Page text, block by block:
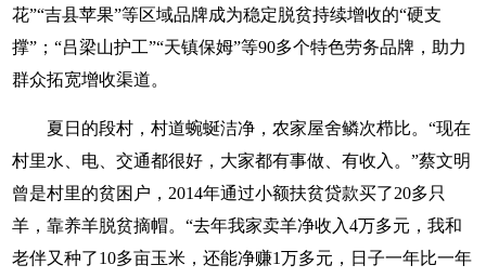
花”“吉县苹果”等区域品牌成为稳定脱贫持续增收的“硬支
撑”；“吕梁山护工”“天镇保姆”等90多个特色劳务品牌，助力
群众拓宽增收渠道。
夏日的段村，村道蜿蜒洁净，农家屋舍鳞次栉比。“现在
村里水、电、交通都很好，大家都有事做、有收入。”蔡文明
曾是村里的贫困户，2014年通过小额扶贫贷款买了20多只
羊，靠养羊脱贫摘帽。“去年我家卖羊净收入4万多元，我和
老伴又种了10多亩玉米，还能净赚1万多元，日子一年比一年